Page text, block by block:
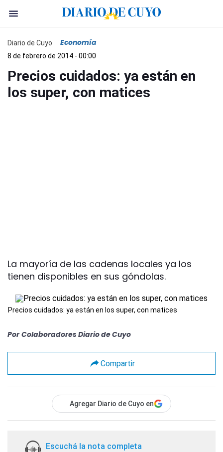
Diario de Cuyo Economía
8 de febrero de 2014 - 00:00
Precios cuidados: ya están en
los super, con matices
La mayoría de las cadenas locales ya los
tienen disponibles en sus góndolas.
Precios cuidados: ya están en los super, con matices
Por Colaboradores Diario de Cuyo
Compartir
Agregar Diario de Cuyo en
Escuchá la nota completa